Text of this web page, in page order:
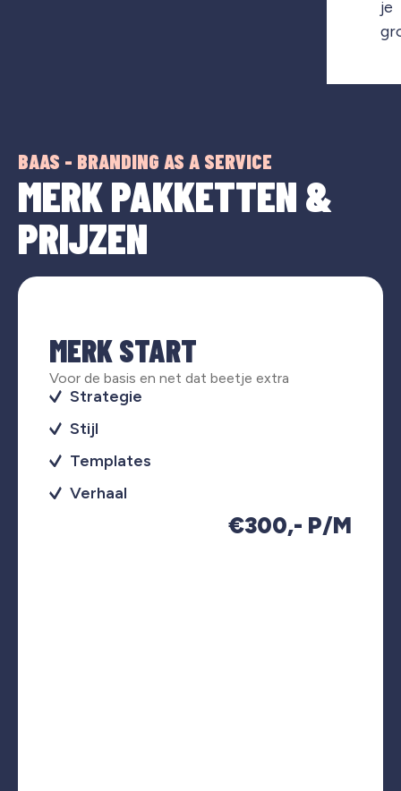
je
BAAS - BRANDING AS A SERVICE
MERK PAKKETTEN &
PRIJZEN
MERK START
Voor de basis en net dat beetje extra
Strategie
Stijl
Templates
Verhaal
€300,- P/M